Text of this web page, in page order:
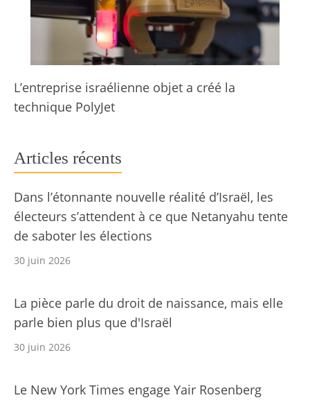
L’entreprise israélienne objet a créé la
technique PolyJet
Articles récents
Dans l’étonnante nouvelle réalité d’Israël, les
électeurs s’attendent à ce que Netanyahu tente
de saboter les élections
30 juin 2026
La pièce parle du droit de naissance, mais elle
parle bien plus que d'Israël
30 juin 2026
Le New York Times engage Yair Rosenberg